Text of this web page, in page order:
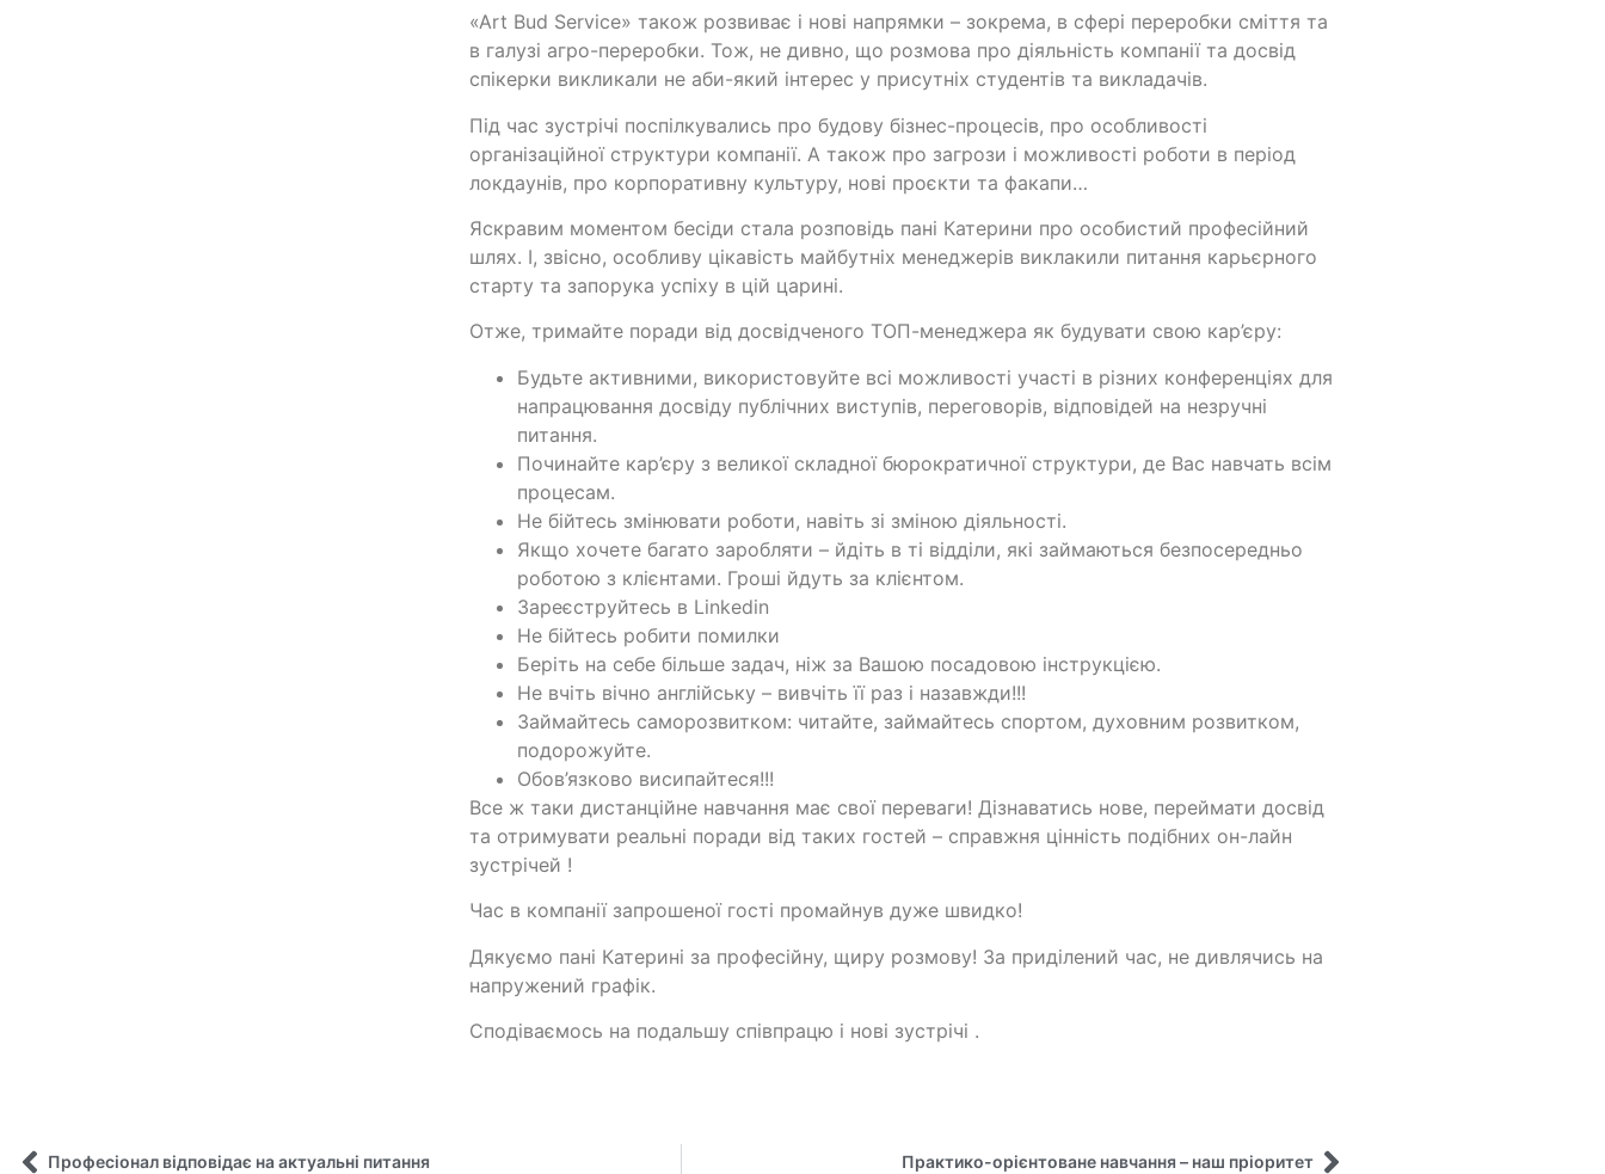
«Аrt Вud Service» також розвиває і нові напрямки – зокрема, в сфері переробки сміття та
в галузі агро-переробки. Тож, не дивно, що розмова про діяльність компанії та досвід
спікерки викликали не аби-який інтерес у присутніх студентів та викладачів.
Під час зустрічі поспілкувались про будову бізнес-процесів, про особливості
організаційної структури компанії. А також про загрози і можливості роботи в період
локдаунів, про корпоративну культуру, нові проєкти та факапи…
Яскравим моментом бесіди стала розповідь пані Катерини про особистий професійний
шлях. І, звісно, особливу цікавість майбутніх менеджерів виклакили питання карьєрного
старту та запорука успіху в цій царині.
Отже, тримайте поради від досвідченого ТОП-менеджера як будувати свою кар’єру:
Будьте активними, використовуйте всі можливості участі в різних конференціях для
напрацювання досвіду публічних виступів, переговорів, відповідей на незручні
питання.
Починайте кар’єру з великої складної бюрократичної структури, де Вас навчать всім
процесам.
Не бійтесь змінювати роботи, навіть зі зміною діяльності.
Якщо хочете багато заробляти – йдіть в ті відділи, які займаються безпосередньо
роботою з клієнтами. Гроші йдуть за клієнтом.
Зареєструйтесь в Linkedin
Не бійтесь робити помилки
Беріть на себе більше задач, ніж за Вашою посадовою інструкцією.
Не вчіть вічно англійську – вивчіть її раз і назавжди!!!
Займайтесь саморозвитком: читайте, займайтесь спортом, духовним розвитком,
подорожуйте.
Обов’язково висипайтеся!!!
Все ж таки дистанційне навчання має свої переваги! Дізнаватись нове, переймати досвід
та отримувати реальні поради від таких гостей – справжня цінність подібних он-лайн
зустрічей !
Час в компанії запрошеної гості промайнув дуже швидко!
Дякуємо пані Катерині за професійну, щиру розмову! За приділений час, не дивлячись на
напружений графік.
Сподіваємось на подальшу співпрацю і нові зустрічі .
Професіонал відповідає на актуальні питання Практико-орієнтоване навчання – наш пріоритет